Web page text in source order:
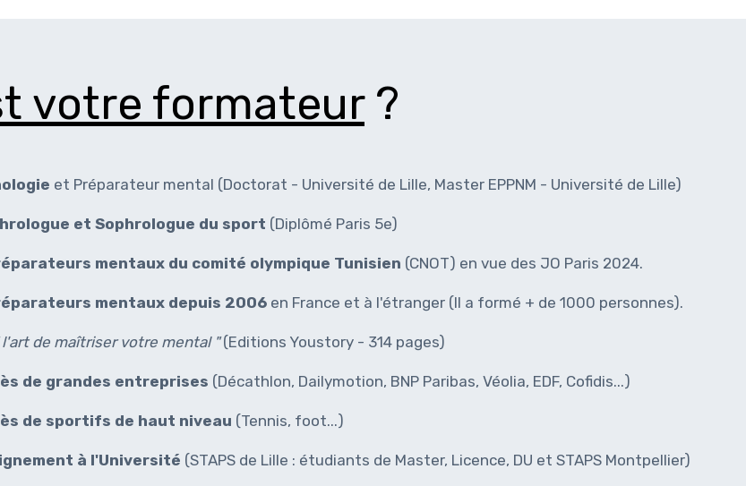
votre formateur?
et Préparateur mental (Doctorat - Université de Lille, Master EPPNM - Université de Lille)
et Sophrologue du sport (Diplômé Paris 5e)
mentaux du comité olympique Tunisien (CNOT) en vue des JO Paris 2024.
mentaux depuis 2006 en France et à l'étranger (Il a formé + de 1000 personnes).
l'art de maîtriser votre mental "(Editions Youstory - 314 pages)
de grandes entreprises (Décathlon, Dailymotion, BNP Paribas, Véolia, EDF, Cofidis...)
de sportifs de haut niveau (Tennis, foot...)
à l'Université (STAPS de Lille : étudiants de Master, Licence, DU et STAPS Montpellier)